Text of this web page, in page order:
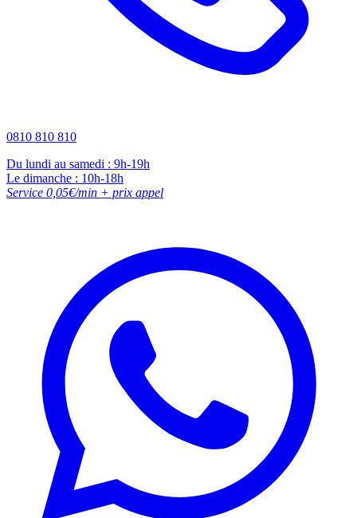
0810 810 810
Du lundi au samedi : 9h-19h
Le dimanche : 10h-18h
Service 0,05€/min + prix appel